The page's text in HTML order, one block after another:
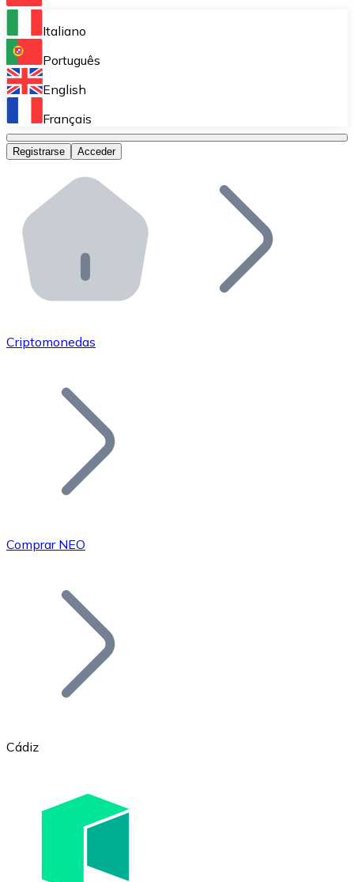
Bitnovo Ramp
Integra nuestra solución en tu plataforma.
Bitnovo Giftcards
Bitnovo OTC
Bitnovo ATM
Integra un ATM Bitnovo en tu negocio y permite que
Bitnovo API
Integra nuestra API en tu ecosistema.
Únete a nuestra red de distribuidores.
Añade tu proyecto a nuestro ecosistema.
Bitcoin
Ethereum
Italiano
Português
English
Français
Registrarse Acceder
Criptomonedas
Comprar NEO
Cádiz